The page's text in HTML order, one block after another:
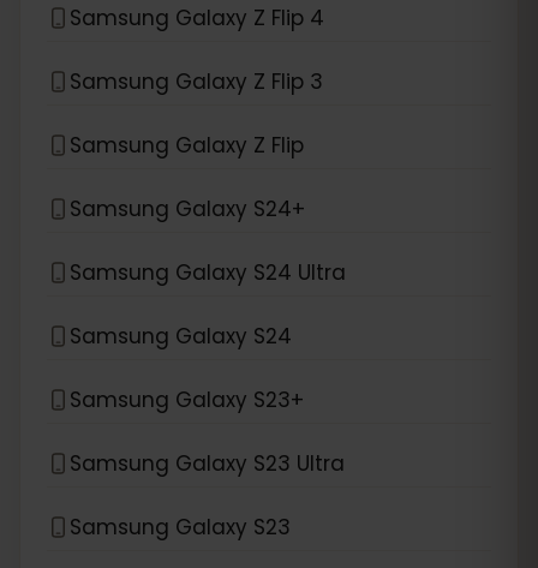
Samsung Galaxy Z Flip 4
Samsung Galaxy Z Flip 3
Samsung Galaxy Z Flip
Samsung Galaxy S24+
Samsung Galaxy S24 Ultra
Samsung Galaxy S24
Samsung Galaxy S23+
Samsung Galaxy S23 Ultra
Samsung Galaxy S23